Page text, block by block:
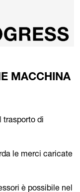
MACCHINA
trasporto di
le merci caricate
è possibile nel